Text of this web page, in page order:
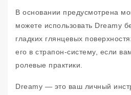
В основании предусмотрена
можете использовать Dreamy
гладких глянцевых
его в страпон-систему, если
ролевые практики.
Dreamy — это ваш личный